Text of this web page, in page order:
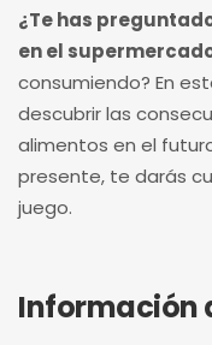
¿Te has
en el
consumiendo? En
descubrir las
alimentos en el
presente, te darás
juego.
Información